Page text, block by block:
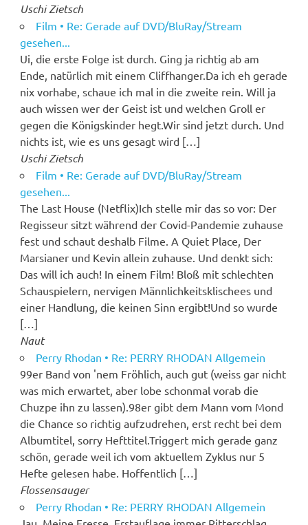
Uschi Zietsch
Film • Re: Gerade auf DVD/BluRay/Stream
gesehen...
Ui, die erste Folge ist durch. Ging ja richtig ab am
Ende, natürlich mit einem Cliffhanger.Da ich eh gerade
nix vorhabe, schaue ich mal in die zweite rein. Will ja
auch wissen wer der Geist ist und welchen Groll er
gegen die Königskinder hegt.Wir sind jetzt durch. Und
nichts ist, wie es uns gesagt wird […]
Uschi Zietsch
Film • Re: Gerade auf DVD/BluRay/Stream
gesehen...
The Last House (Netflix)Ich stelle mir das so vor: Der
Regisseur sitzt während der Covid-Pandemie zuhause
fest und schaut deshalb Filme. A Quiet Place, Der
Marsianer und Kevin allein zuhause. Und denkt sich:
Das will ich auch! In einem Film! Bloß mit schlechten
Schauspielern, nervigen Männlichkeitsklischees und
einer Handlung, die keinen Sinn ergibt!Und so wurde
[…]
Naut
Perry Rhodan • Re: PERRY RHODAN Allgemein
99er Band von 'nem Fröhlich, auch gut (weiss gar nicht
was mich erwartet, aber lobe schonmal vorab die
Chuzpe ihn zu lassen).98er gibt dem Mann vom Mond
die Chance so richtig aufzudrehen, erst recht bei dem
Albumtitel, sorry Hefttitel.Triggert mich gerade ganz
schön, gerade weil ich vom aktuellem Zyklus nur 5
Hefte gelesen habe. Hoffentlich […]
Flossensauger
Perry Rhodan • Re: PERRY RHODAN Allgemein